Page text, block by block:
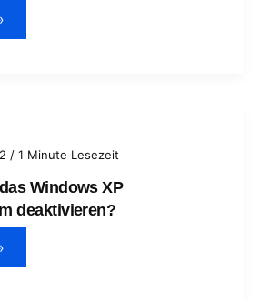
/ 1 Minute Lesezeit
Windows XP
deaktivieren?